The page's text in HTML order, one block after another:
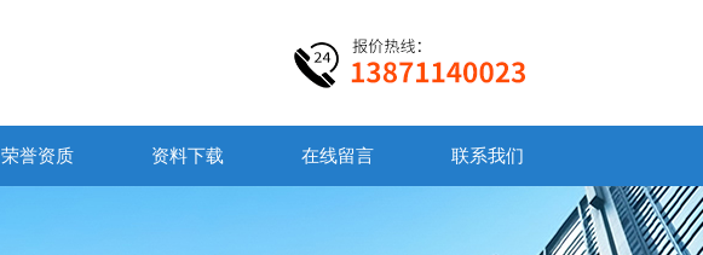
荣誉资质 资料下载 在线留言 联系我们